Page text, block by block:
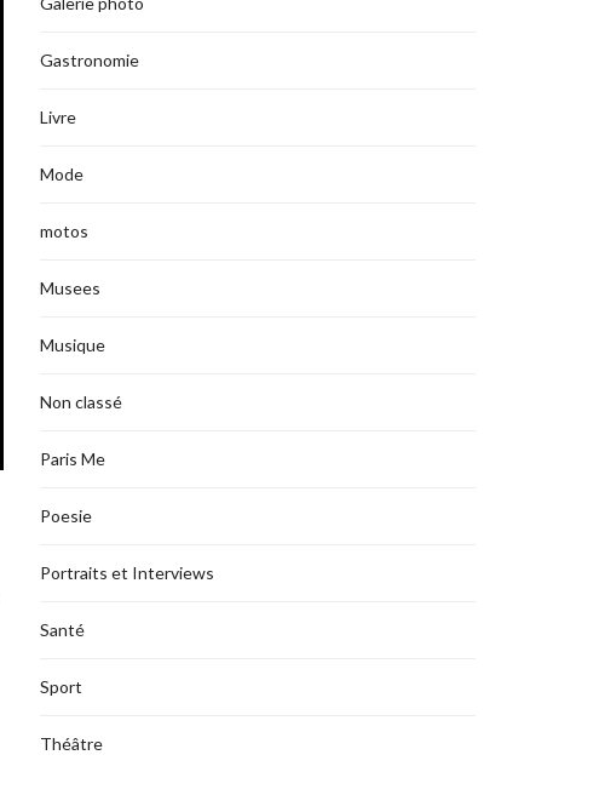
Gastronomie
Livre
Mode
motos
Musees
Musique
Non classé
Paris Me
Poesie
Portraits et Interviews
Santé
Sport
Théâtre